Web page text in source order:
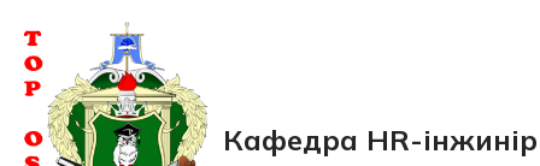
Перейти
до
вмісту
Кафедра HR-